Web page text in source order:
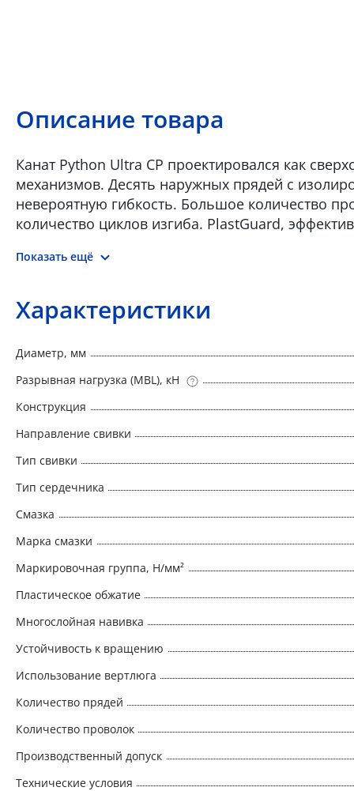
Описание товара
Канат Python Ultra CP проектировался как
механизмов. Десять наружных прядей с
невероятную гибкость. Большое количество
количество циклов изгиба. PlastGuard,
каната в шельфовой и морской сфере. Он
одноканатных системах с неуправляемым
рекомендуется использовать в качестве: •
каната палубных кранов • Подъемного каната
Показать ещё
Характеристики
Диаметр, мм
Разрывная нагрузка (MBL), кН
Конструкция
Направление свивки
Тип свивки
Тип сердечника
Смазка
Марка смазки
Маркировочная группа, Н/мм²
Пластическое обжатие
Многослойная навивка
Устойчивость к вращению
Использование вертлюга
Количество прядей
Количество проволок
Производственный допуск
Технические условия